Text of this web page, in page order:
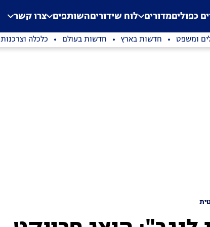
Application error: a
. כפוליםמדורים לוח שידוריםהשותפים צרו קשר
ומשפט חדשות בארץ חדשות בעולם כלכלה וצרכנות